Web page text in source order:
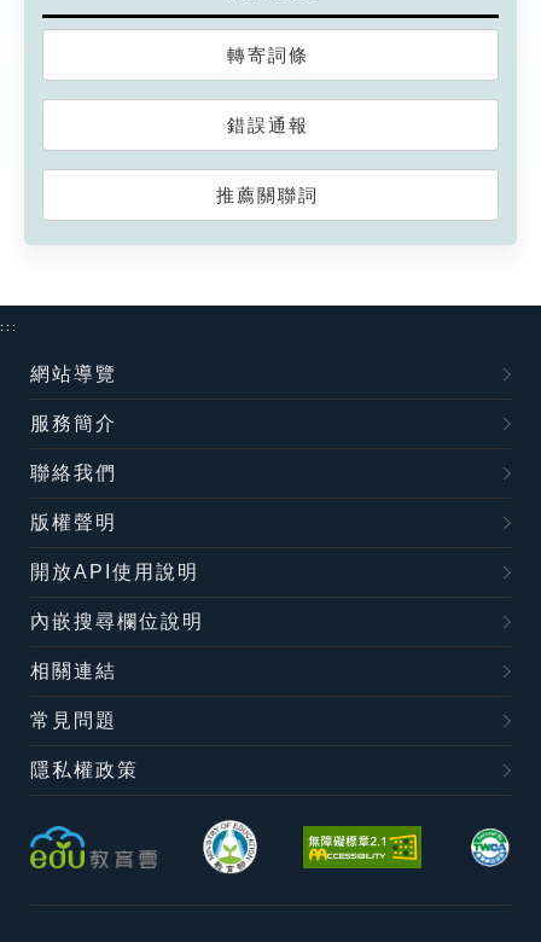
轉寄詞條
錯誤通報
推薦關聯詞
:::
網站導覽
服務簡介
聯絡我們
版權聲明
開放API使用說明
內嵌搜尋欄位說明
相關連結
常見問題
隱私權政策